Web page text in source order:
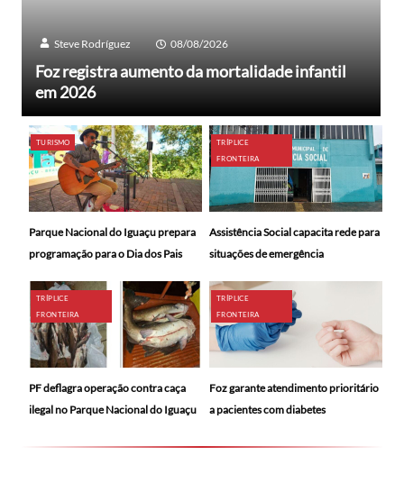
Steve Rodríguez 08/08/2026
Foz registra aumento da mortalidade infantil
em 2026
TURISMO
Parque Nacional do Iguaçu prepara
programação para o Dia dos Pais
TRÍPLICE
FRONTEIRA
Assistência Social capacita rede para
situações de emergência
TRÍPLICE
FRONTEIRA
PF deflagra operação contra caça
ilegal no Parque Nacional do Iguaçu
TRÍPLICE
FRONTEIRA
Foz garante atendimento prioritário
a pacientes com diabetes